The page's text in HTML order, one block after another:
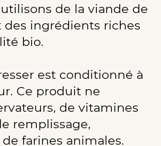
de la viande de
ingrédients riches
bio.
est conditionné à
Ce produit ne
de vitamines
remplissage,
farines animales.